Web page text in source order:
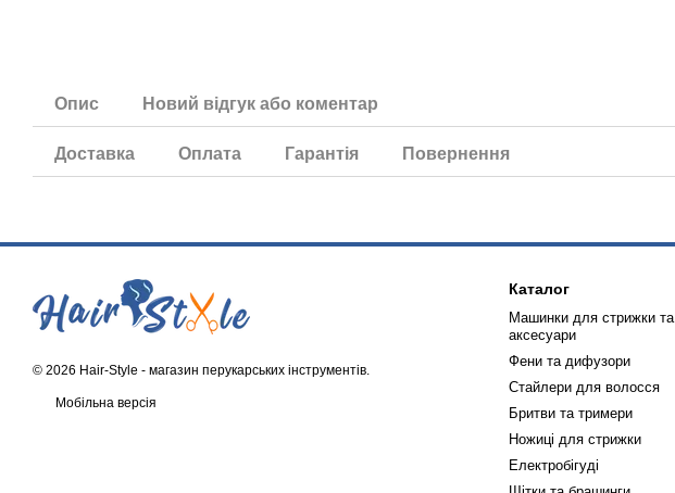
Опис Новий відгук або коментар
Доставка Оплата Гарантія Повернення
© 2026 Hair-Style - магазин перукарських інструментів.
Мобільна версія
Каталог
Машинки для стрижки та
аксесуари
Фени та дифузори
Стайлери для волосся
Бритви та тримери
Ножиці для стрижки
Електробігуді